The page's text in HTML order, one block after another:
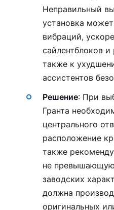
Неправильный
установка
вибраций,
сайлентблоков и
также к
ассистентов
Решение: При
Гранта
центрального
расположение
также
не
заводских
должна
оригинальных